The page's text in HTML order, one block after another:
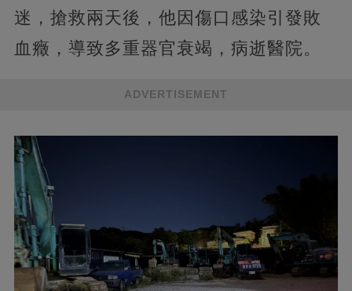
迷，搶救兩天後，他因傷口感染引發敗
血癥，導致多重器官衰竭，病逝醫院。
ADVERTISEMENT